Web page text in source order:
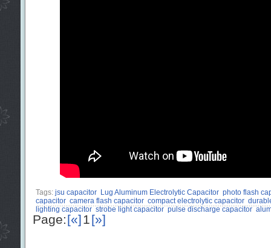
Tags: jsu capacitor Lug Aluminum Electrolytic Capacitor photo flash
capacitor camera flash capacitor compact electrolytic capacitor
lighting capacitor strobe light capacitor pulse discharge capacitor
Page:[«]1[»]